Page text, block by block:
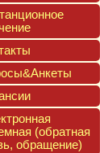
(об­ратная
об­ра­щение)